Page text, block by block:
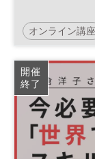
オンライン講座
キャリア
開催
終了